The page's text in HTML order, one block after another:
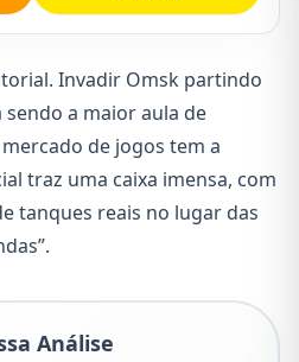
Invadir Omsk partindo
a maior aula de
de jogos tem a
traz uma caixa imensa, com
tanques reais no lugar das
Análise